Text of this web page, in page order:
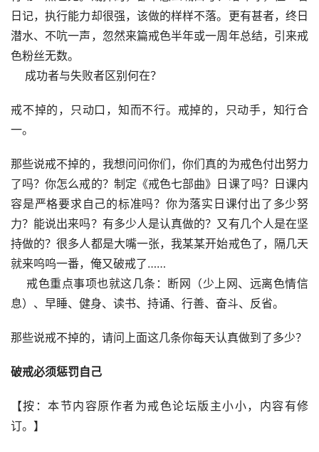
日记，执行能力却很强，该做的样样不落。更有甚者，终日
潜水、不吭一声，忽然来篇戒色半年或一周年总结，引来戒
色粉丝无数。
成功者与失败者区别何在？
戒不掉的，只动口，知而不行。戒掉的，只动手，知行合
一。
那些说戒不掉的，我想问问你们，你们真的为戒色付出努力
了吗？你怎么戒的？制定《戒色七部曲》日课了吗？日课内
容是严格要求自己的标准吗？你为落实日课付出了多少努
力？能说出来吗？有多少人是认真做的？又有几个人是在坚
持做的？很多人都是大嘴一张，我某某开始戒色了，隔几天
就来呜呜一番，俺又破戒了……
戒色重点事项也就这几条：断网（少上网、远离色情信
息）、早睡、健身、读书、持诵、行善、奋斗、反省。
那些说戒不掉的，请问上面这几条你每天认真做到了多少？
破戒必须惩罚自己
【按：本节内容原作者为戒色论坛版主小小，内容有修
订。】